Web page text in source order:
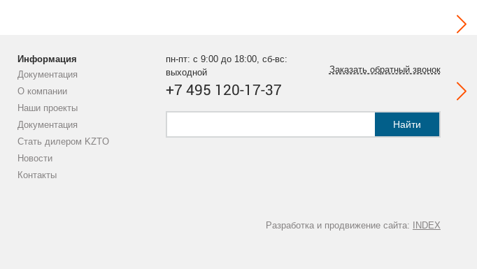
Информация
Документация
О компании
Наши проекты
Документация
Стать дилером KZTO
Новости
Контакты
пн-пт: с 9:00 до 18:00, сб-вс:
выходной
+7 495 120-17-37
Заказать обратный звонок
Найти
Разработка и продвижение сайта: INDEX